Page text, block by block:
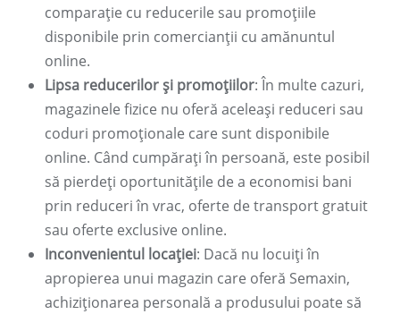
comparație cu reducerile sau promoțiile
disponibile prin comercianții cu amănuntul
online.
Lipsa reducerilor și promoțiilor: În multe cazuri,
magazinele fizice nu oferă aceleași reduceri sau
coduri promoționale care sunt disponibile
online. Când cumpărați în persoană, este posibil
să pierdeți oportunitățile de a economisi bani
prin reduceri în vrac, oferte de transport gratuit
sau oferte exclusive online.
Inconvenientul locației: Dacă nu locuiți în
apropierea unui magazin care oferă Semaxin,
achiziționarea personală a produsului poate să